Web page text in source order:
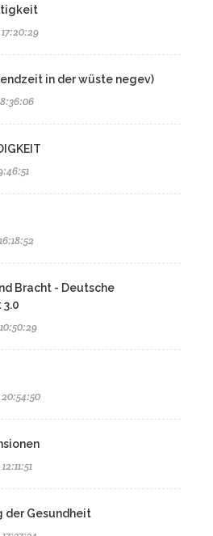
in der wüste negev)
Bracht - Deutsche
der Gesundheit